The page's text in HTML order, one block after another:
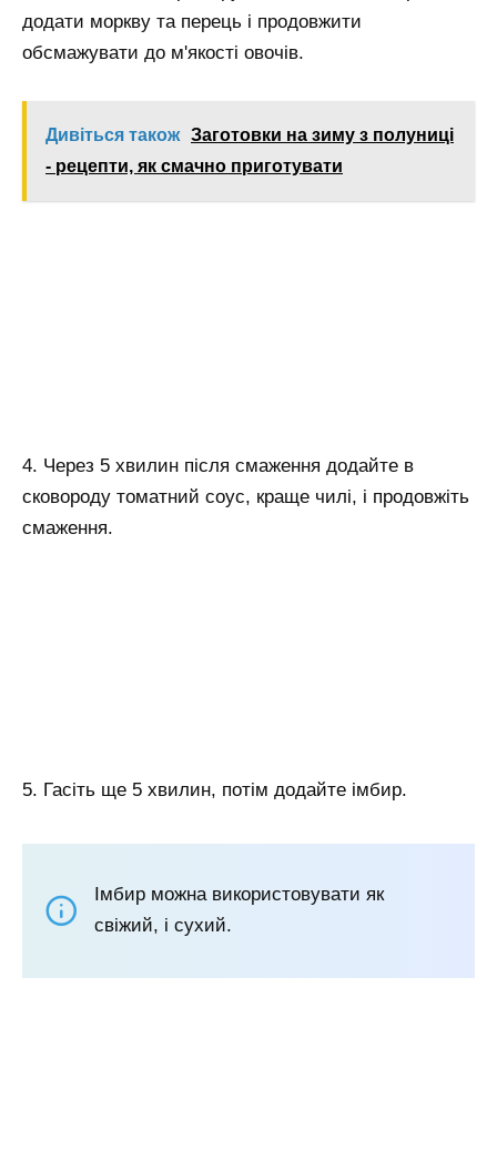
додати моркву та перець і продовжити
обсмажувати до м'якості овочів.
Дивіться також Заготовки на зиму з полуниці
- рецепти, як смачно приготувати
4. Через 5 хвилин після смаження додайте в
сковороду томатний соус, краще чилі, і продовжіть
смаження.
5. Гасіть ще 5 хвилин, потім додайте імбир.
Імбир можна використовувати як
свіжий, і сухий.